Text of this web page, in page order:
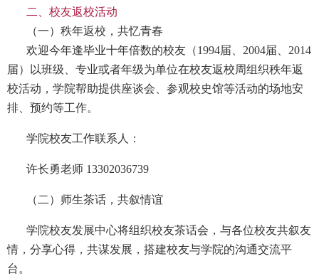
二、校友返校活动
（一）秩年返校，共忆青春
欢迎今年逢毕业十年倍数的校友（1994届、2004届、2014
届）以班级、专业或者年级为单位在校友返校周组织秩年返
校活动，学院帮助提供座谈会、参观校史馆等活动的场地安
排、预约等工作。
学院校友工作联系人：
许长勇老师 13302036739
（二）师生茶话，共叙情谊
学院校友发展中心将组织校友茶话会，与各位校友共叙友
情，分享心得，共谋发展，搭建校友与学院的沟通交流平
台。